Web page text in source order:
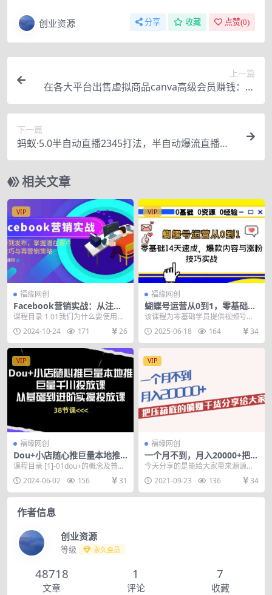
创业资源 分享 收藏 点赞(0)
上一篇
在各大平台出售虚拟商品canva高级会员赚钱：月
赚1500美元！
下一篇
蚂蚁·5.0半自动直播2345打法，半自动爆流直播技
术+5分钟卡点循环引爆话术
相关文章
VIP
福缘网创
Facebook营销实战：从注册
到发布，掌握潜在客户开发技
巧与再营销策略
课程目录 1 01我们为什么要使用
它？ 2 02干货内容简介 3 03注册时
到底...2024-10-24 171 26
VIP
福缘网创
蝴蝶号运营从0到1，零基础14
天速成，爆款内容与涨粉技巧
实战
该课程为零基础学员提供视频号运
营变现全攻略，从平台规则解析、
基础操作教学到爆款内...
2025-06-18 164 34
VIP
福缘网创
Dou+小店随心推巨量本地推
巨量千川投放课，从基础到进
阶实操投放课（38节）
课程目录 [1]-01dou+的概念及普通
dou+和升级dou+的区别.mp4 ...
2024-06-02 156 31
VIP
福缘网创
一个月不到，月入20000+把压
箱底的躺赚干货分享给大家
今天分享的是能给大家带来源源不
断收益的赚钱渠道和方法 高效解决
赚钱难的问题,价值...
2021-09-23 136 34
作者信息
创业资源
等级 永久会员
48718
文章
1
评论
7
收藏